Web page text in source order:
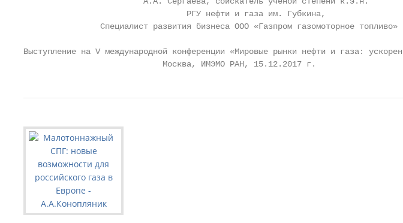
                                  РГУ нефти и газа им. Губкина,
                Специалист развития бизнеса ООО «Газпром газомоторное топливо»
Выступление на V международной конференции «Мировые рынки нефти и газа:
                             Москва, ИМЭМО РАН, 15.12.2017 г.